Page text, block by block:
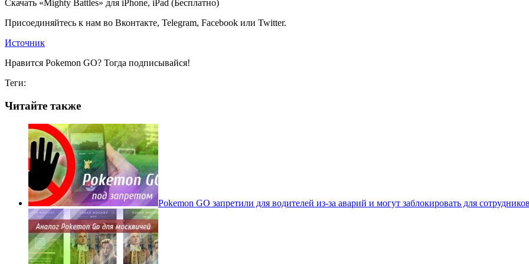
Скачать «Mighty Battles» для iPhone, iPad (Бесплатно)
Присоединяйтесь к нам во Вконтакте, Telegram, Facebook или Twitter.
Источник
Нравится Pokemon GO? Тогда подписывайся!
Теги:
Читайте также
Pokеmon GO запретили для водителей из-за аварий и могут заблокировать для